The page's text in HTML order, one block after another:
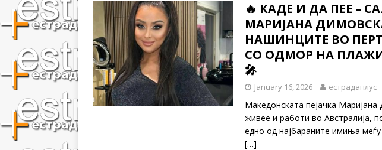
🔥 КАДЕ И ДА ПЕЕ –
МАРИЈАНА
НАШИНЦИТЕ ВО
СО ОДМОР НА
🎤
January 16, 2026 естрадаплус
Македонската пејачка Маријана
живее и работи во Австралија,
едно од најбараните имиња
[…]